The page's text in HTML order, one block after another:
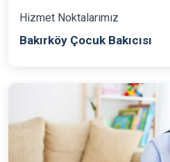
Hizmet Noktalarımız
Bakırköy Çocuk Bakıcısı